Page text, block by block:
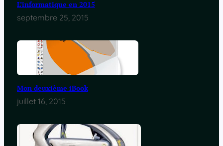
L’informatique en 2015
septembre 25, 2015
Mon deuxième iBook
juillet 16, 2015